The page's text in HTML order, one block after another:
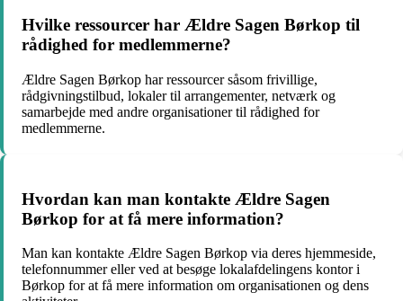
Hvilke ressourcer har Ældre Sagen Børkop til
rådighed for medlemmerne?
Ældre Sagen Børkop har ressourcer såsom frivillige,
rådgivningstilbud, lokaler til arrangementer, netværk og
samarbejde med andre organisationer til rådighed for
medlemmerne.
Hvordan kan man kontakte Ældre Sagen
Børkop for at få mere information?
Man kan kontakte Ældre Sagen Børkop via deres hjemmeside,
telefonnummer eller ved at besøge lokalafdelingens kontor i
Børkop for at få mere information om organisationen og dens